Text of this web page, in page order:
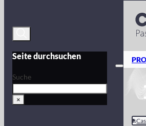
Seite durchsuchen
Suche
×